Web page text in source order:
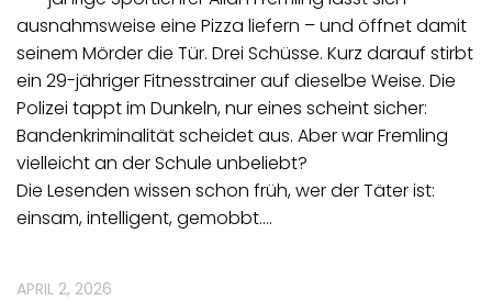
ausnahmsweise eine Pizza liefern – und öffnet damit
seinem Mörder die Tür. Drei Schüsse. Kurz darauf stirbt
ein 29-jähriger Fitnesstrainer auf dieselbe Weise. Die
Polizei tappt im Dunkeln, nur eines scheint sicher:
Bandenkriminalität scheidet aus. Aber war Fremling
vielleicht an der Schule unbeliebt?
Die Lesenden wissen schon früh, wer der Täter ist:
einsam, intelligent, gemobbt.…
APRIL 2, 2026